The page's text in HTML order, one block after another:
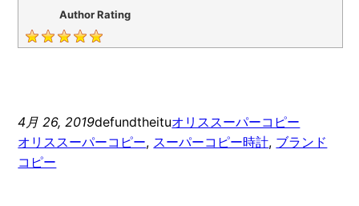
Author Rating
4月 26, 2019defundtheituオリススーパーコピー
オリススーパーコピー, スーパーコピー時計, ブランド
コピー